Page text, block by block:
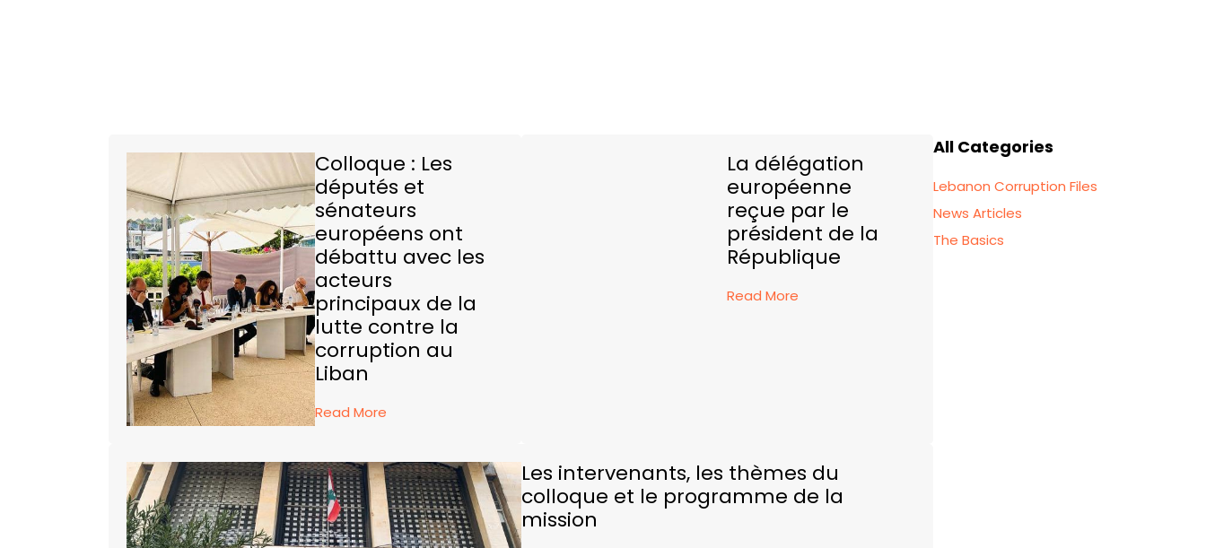
Colloque : Les
députés et
sénateurs
européens ont
débattu avec les
acteurs
principaux de la
lutte contre la
corruption au
Liban
Read More
La délégation
européenne
reçue par le
président de la
République
Read More
Les intervenants, les thèmes du
colloque et le programme de la
mission
All Categories
Lebanon Corruption Files
News Articles
The Basics